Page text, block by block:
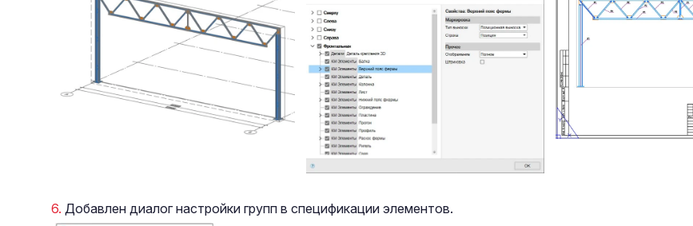
Добавлен диалог настройки групп в спецификации элементов.